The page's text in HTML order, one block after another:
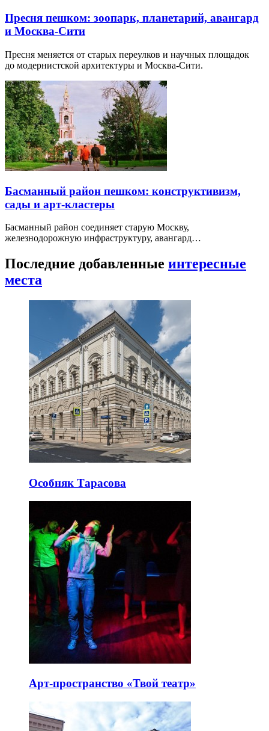
Пресня пешком: зоопарк, планетарий, авангард
и Москва-Сити
Пресня меняется от старых переулков и научных площадок
до модернистской архитектуры и Москва-Сити.
Басманный район пешком: конструктивизм,
сады и арт-кластеры
Басманный район соединяет старую Москву,
железнодорожную инфраструктуру, авангард…
Последние добавленные интересные
места
Особняк Тарасова
Арт-пространство «Твой театр»